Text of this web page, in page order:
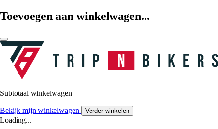
Toevoegen aan winkelwagen...
Subtotaal winkelwagen
Bekijk mijn winkelwagen Verder winkelen
Loading...